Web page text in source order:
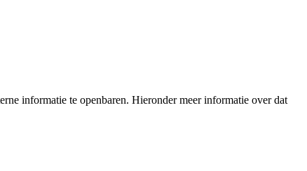
informatie te openbaren. Hieronder meer informatie over dat